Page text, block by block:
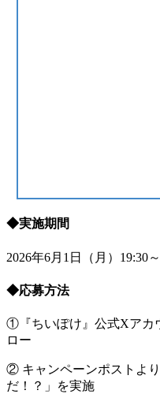
◆実施期間
2026年6月1日（月）19:30
◆応募方法
①『ちいぽけ』公式Xアカ
ロー
② キャンペーンポストよ
だ！？」を実施